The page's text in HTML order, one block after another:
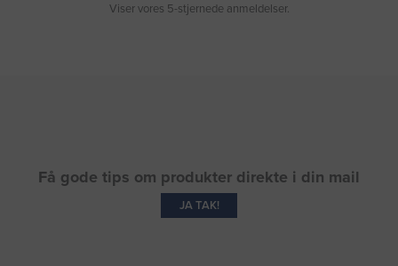
Viser vores 5-stjernede anmeldelser.
Få gode tips om produkter direkte i din mail
JA TAK!